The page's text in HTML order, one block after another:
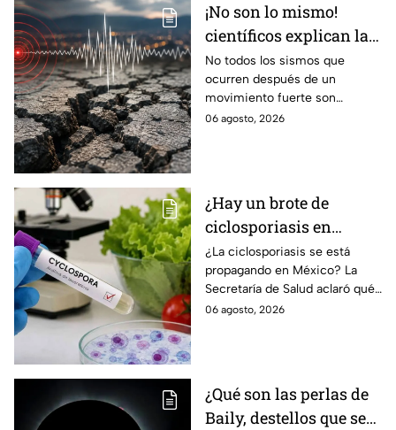
¡No son lo mismo!
científicos explican las
diferencias entre
enjambre sísmico y
réplicas
No todos los sismos que
ocurren después de un
movimiento fuerte son
réplicas. Científicos explican
06 agosto, 2026
¿Hay un brote de
ciclosporiasis en
México? Salud rompe
el silencio tras 33 casos
detectados
¿La ciclosporiasis se está
propagando en México? La
Secretaría de Salud aclaró qué
ocurre tras la detección de 33
06 agosto, 2026
¿Qué son las perlas de
Baily, destellos que se